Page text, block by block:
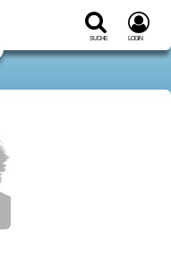
Suche Login